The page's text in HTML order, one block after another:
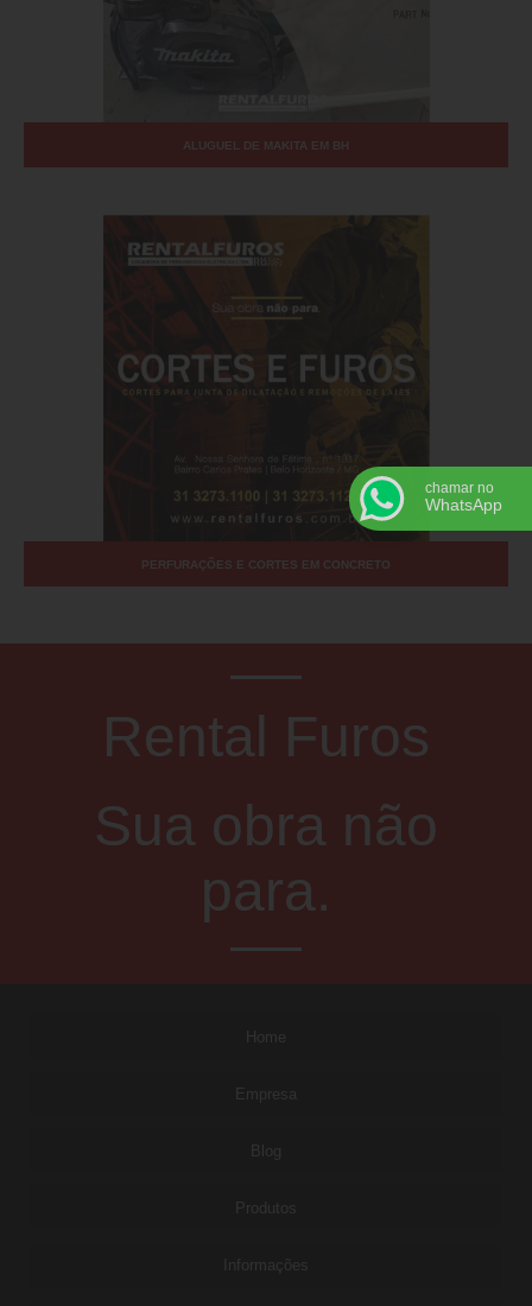
ALUGUEL DE MAKITA EM BH
PERFURAÇÕES E CORTES EM CONCRETO
Rental Furos
Sua obra não
para.
Home
Empresa
Blog
Produtos
Informações
chamar no
WhatsApp